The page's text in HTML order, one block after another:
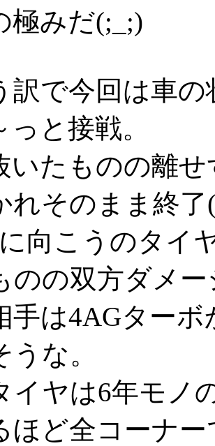
極みだ(;_;)
で今回は車の
っと接戦。
いたものの離
れそのまま終了
向こうのタイ
のの双方ダメ
手は4AGター
うな。
イヤは6年モノ
ど全コーナー